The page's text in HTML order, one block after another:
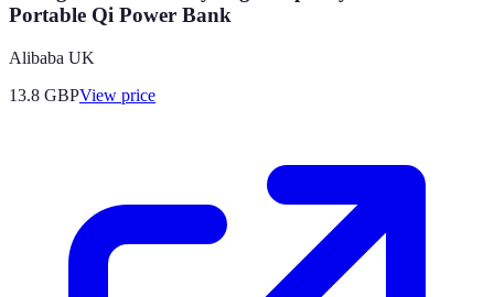
Portable Qi Power Bank
Alibaba UK
13.8 GBPView price